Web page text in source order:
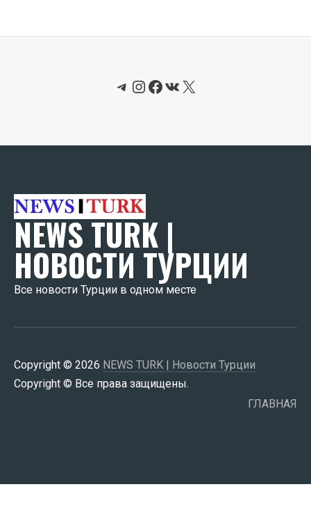
Telegram
Instagram
Facebook
ВКонтакте
X
NEWS TURK |
НОВОСТИ ТУРЦИИ
Все новости Турции в одном месте
Copyright © 2026 NEWS TURK | Новости Турции
Copyright © Все права защищены.
ГЛАВНАЯ